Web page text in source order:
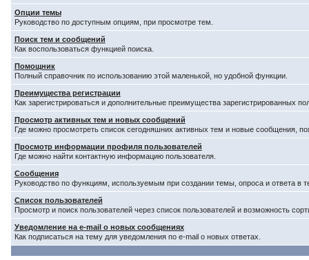
Опции темы
Руководство по доступным опциям, при просмотре тем.
Поиск тем и сообщений
Как воспользоваться функцией поиска.
Помощник
Полный справочник по использованию этой маленькой, но удобной функции.
Преимущества регистрации
Как зарегистрироваться и дополнительные преимущества зарегистрированных
Просмотр активных тем и новых сообщений
Где можно просмотреть список сегодняшних активных тем и новые сообщения,
Просмотр информации профиля пользователей
Где можно найти контактную информацию пользователя.
Сообщения
Руководство по функциям, используемым при создании темы, опроса и ответа в
Список пользователей
Просмотр и поиск пользователей через список пользователей и возможность
Уведомление на e-mail о новых сообщениях
Как подписаться на тему для уведомления по e-mail о новых ответах.